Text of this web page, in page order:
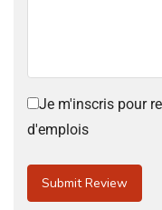
Je m'inscris pour
d'emplois